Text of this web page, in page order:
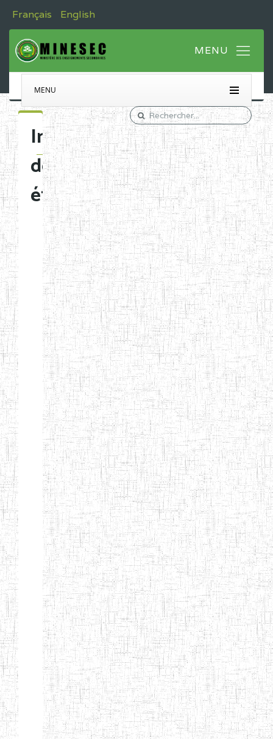
Français English
MENU
Immatriculation
des
établissements
Etablissements
d'enseignement
normal
ENI
Chercher:
Effacer les filtres
Denomination
Type
Nature
Arrondissement
Denomination Création Type
ENIEG LES
25/09/1995 ENIEG Privé